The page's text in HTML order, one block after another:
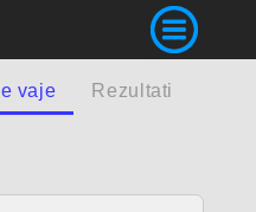
vaje Rezultati